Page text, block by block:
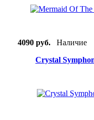
4090 руб. Наличие
Crystal